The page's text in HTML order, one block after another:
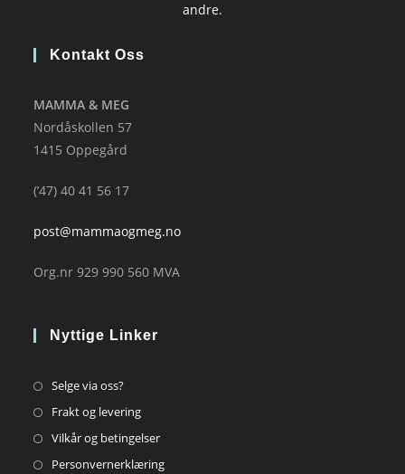
andre.
Kontakt Oss
MAMMA & MEG
Nordåskollen 57
1415 Oppegård
(’47) 40 41 56 17
post@mammaogmeg.no
Org.nr 929 990 560 MVA
Nyttige Linker
Selge via oss?Opens
in
Frakt og leveringOpens
in
Vilkår og betingelserOpens
in
PersonvernerklæringOpens